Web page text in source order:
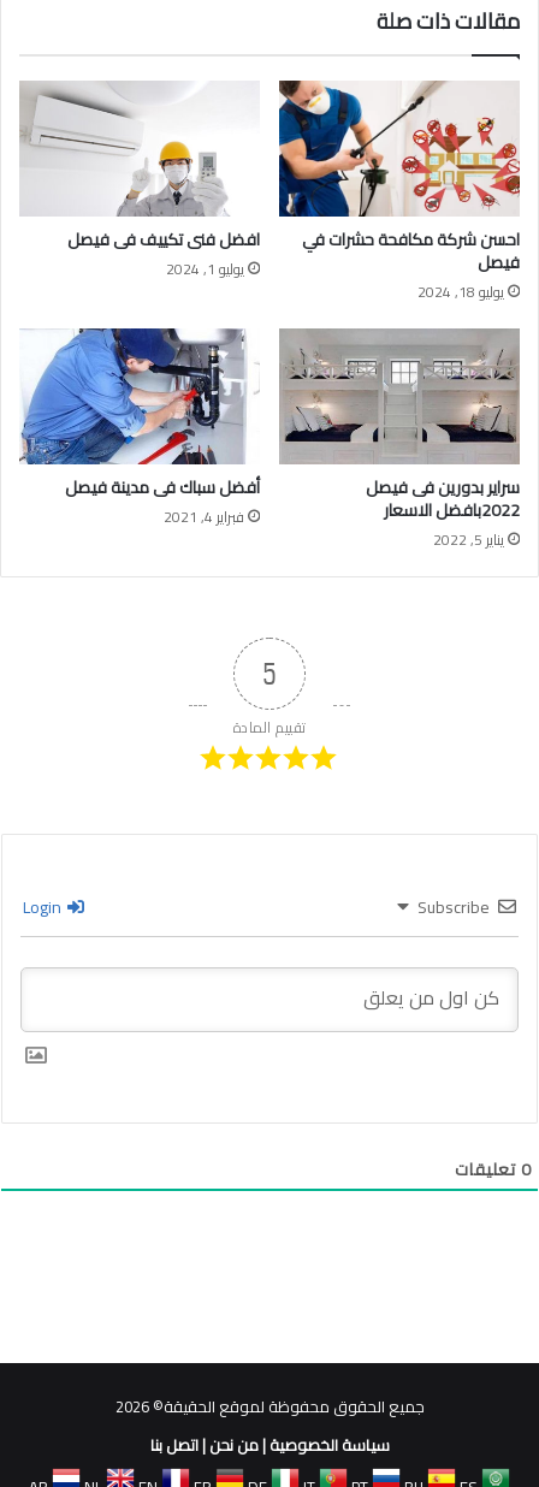
مقالات ذات صلة
احسن شركة مكافحة حشرات في
فيصل
يوليو 18, 2024
افضل فنى تكييف فى فيصل
يوليو 1, 2024
سراير بدورين فى فيصل
2022بافضل الاسعار
يناير 5, 2022
أفضل سباك فى مدينة فيصل
فبراير 4, 2021
5
تقييم المادة
Subscribe
0تعليقات
جميع الحقوق محفوظة لموقع الحقيقة© 2026
سياسة الخصوصية|من نحن|اتصل بنا